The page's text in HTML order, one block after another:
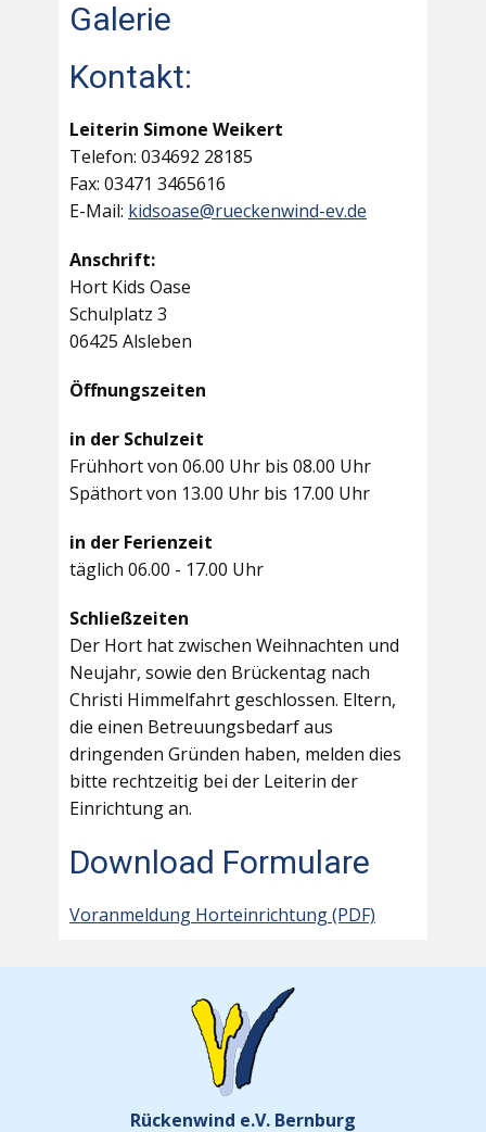
Galerie
Kontakt:
Leiterin Simone Weikert
Telefon: 034692 28185
Fax: 03471 3465616
E-Mail: kidsoase@rueckenwind-ev.de
Anschrift:
Hort Kids Oase
Schulplatz 3
06425 Alsleben
Öffnungszeiten
in der Schulzeit
Frühhort von 06.00 Uhr bis 08.00 Uhr
Späthort von 13.00 Uhr bis 17.00 Uhr
in der Ferienzeit
täglich 06.00 - 17.00 Uhr
Schließzeiten
Der Hort hat zwischen Weihnachten und
Neujahr, sowie den Brückentag nach
Christi Himmelfahrt geschlossen. Eltern,
die einen Betreuungsbedarf aus
dringenden Gründen haben, melden dies
bitte rechtzeitig bei der Leiterin der
Einrichtung an.
Download Formulare
Voranmeldung Horteinrichtung (PDF)
Rückenwind e.V. Bernburg